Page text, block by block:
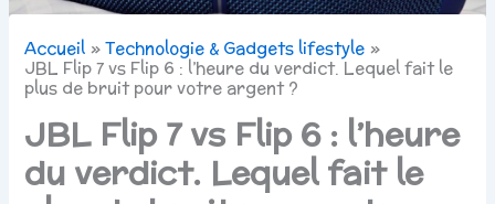
Accueil
Technologie & Gadgets lifestyle
JBL Flip 7 vs Flip 6 : l’heure du verdict. Lequel fait le
plus de bruit pour votre argent ?
JBL Flip 7 vs Flip 6 : l’heure
du verdict. Lequel fait le